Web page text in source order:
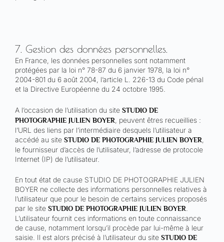
7. Gestion des données personnelles.
En France, les données personnelles sont notamment
protégées par la loi n° 78-87 du 6 janvier 1978, la loi n°
2004-801 du 6 août 2004, l’article L. 226-13 du Code pénal
et la Directive Européenne du 24 octobre 1995.
A l’occasion de l’utilisation du site STUDIO DE
PHOTOGRAPHIE JULIEN BOYER , peuvent êtres recueillies :
l’URL des liens par l’intermédiaire desquels l’utilisateur a
accédé au site STUDIO DE PHOTOGRAPHIE JULIEN BOYER
le fournisseur d’accès de l’utilisateur, l’adresse de protocole
Internet (IP) de l’utilisateur.
En tout état de cause STUDIO DE PHOTOGRAPHIE JULIEN
BOYER ne collecte des informations personnelles relatives à
l’utilisateur que pour le besoin de certains services proposés
par le site STUDIO DE PHOTOGRAPHIE JULIEN BOYER
L’utilisateur fournit ces informations en toute connaissance
de cause, notamment lorsqu’il procède par lui-même à leur
saisie. Il est alors précisé à l’utilisateur du site STUDIO DE